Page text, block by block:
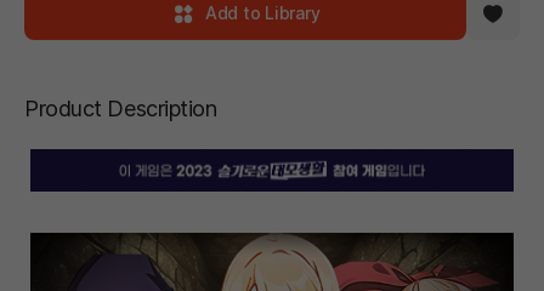
Add to Library
Product Description